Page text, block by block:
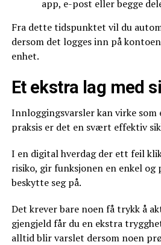
app, e-post eller begge
Fra dette tidspunktet vil du
dersom det logges inn på
enhet.
Et ekstra lag med
Innloggingsvarsler kan virke
praksis er det en svært effektiv
I en digital hverdag der ett feil
risiko, gir funksjonen en enkel og
beskytte seg på.
Det krever bare noen få trykk å
gjengjeld får du en ekstra
alltid blir varslet dersom noen